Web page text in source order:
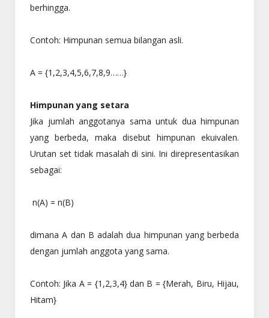
berhingga.
Contoh: Himpunan semua bilangan asli.
A = {1,2,3,4,5,6,7,8,9……}
Himpunan yang setara
Jika jumlah anggotanya sama untuk dua himpunan
yang berbeda, maka disebut himpunan ekuivalen.
Urutan set tidak masalah di sini. Ini direpresentasikan
sebagai:
n(A) = n(B)
dimana A dan B adalah dua himpunan yang berbeda
dengan jumlah anggota yang sama.
Contoh: Jika A = {1,2,3,4} dan B = {Merah, Biru, Hijau,
Hitam}